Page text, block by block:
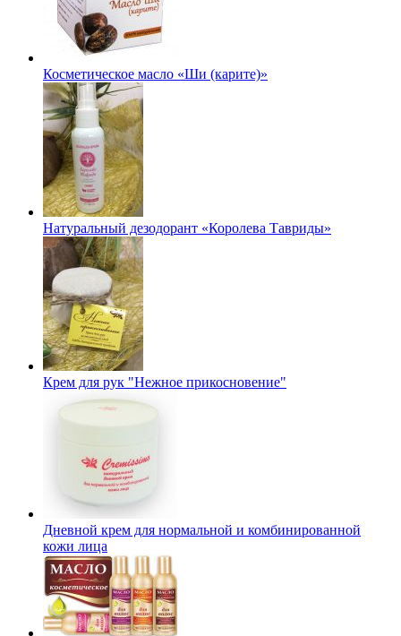
Косметическое масло «Ши (карите)»
Натуральный дезодорант «Королева Тавриды»
Крем для рук "Нежное прикосновение"
Дневной крем для нормальной и комбинированной
кожи лица